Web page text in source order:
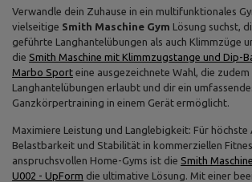
Verwandle dein Zuhause in ein multifunktionales
vielseitige Smith Maschine Gym Lösung suchst,
geführte Langhantelübungen als auch Klimmzüge
die Smith Maschine mit Klimmzugstange und Dip-
Marbo Sport eine ausgezeichnete Wahl, die zudem
Langhantelübungen erlaubt und dir ein
Ganzkörpertraining in einem Gerät ermöglicht.
Maximiere Leistung und Langlebigkeit: Für höchste
Belastbarkeit und Stabilität in kommerziellen
anspruchsvollen Home-Gyms ist die Smith
U002 - UpForm die ultimative Lösung. Mit einer